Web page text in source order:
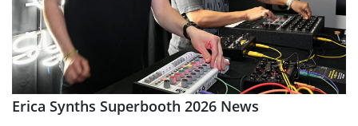
Erica Synths Superbooth 2026 News